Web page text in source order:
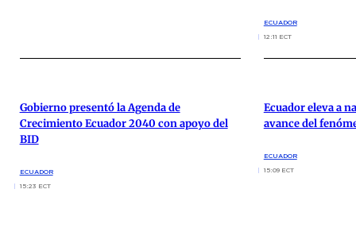
ECUADOR
12:11 ECT
Gobierno presentó la Agenda de
Crecimiento Ecuador 2040 con apoyo del
BID
ECUADOR
15:23 ECT
Ecuador eleva a
avance del
ECUADOR
15:09 ECT